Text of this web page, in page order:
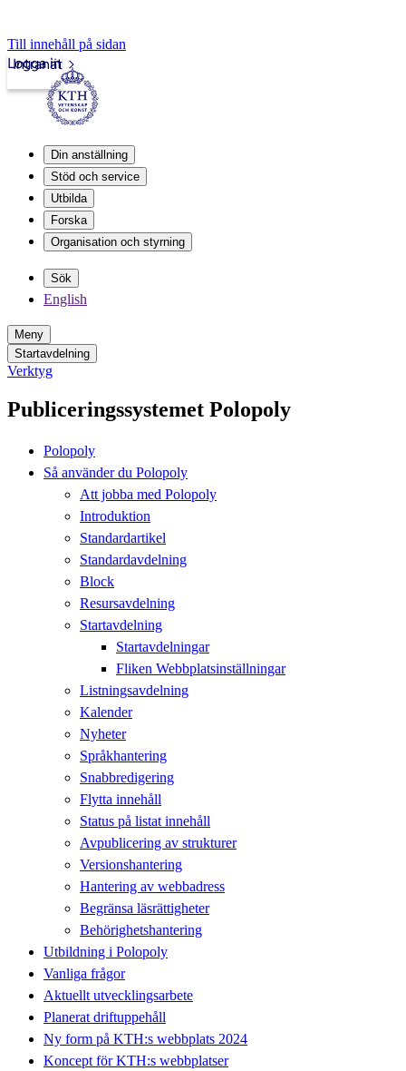
Till innehåll på sidan
Intranät
Logga in
Din anställning
Stöd och service
Utbilda
Forska
Organisation och styrning
Sök
English
Meny
Startavdelning
Verktyg
Publiceringssystemet Polopoly
Polopoly
Så använder du Polopoly
Att jobba med Polopoly
Introduktion
Standardartikel
Standardavdelning
Block
Resursavdelning
Startavdelning
Startavdelningar
Fliken Webbplatsinställningar
Listningsavdelning
Kalender
Nyheter
Språkhantering
Snabbredigering
Flytta innehåll
Status på listat innehåll
Avpublicering av strukturer
Versionshantering
Hantering av webbadress
Begränsa läsrättigheter
Behörighetshantering
Utbildning i Polopoly
Vanliga frågor
Aktuellt utvecklingsarbete
Planerat driftuppehåll
Ny form på KTH:s webbplats 2024
Koncept för KTH:s webbplatser